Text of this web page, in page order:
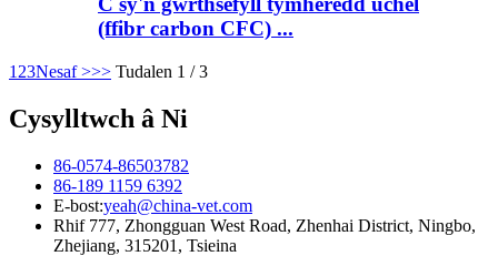
(ffibr carbon CFC) ...
1 23Nesaf >>> Tudalen 1 / 3
Cysylltwch â Ni
86-0574-86503782
86-189 1159 6392
E-bost:yeah@china-vet.com
Rhif 777, Zhongguan West Road, Zhenhai District, Ningbo,
Zhejiang, 315201, Tsieina